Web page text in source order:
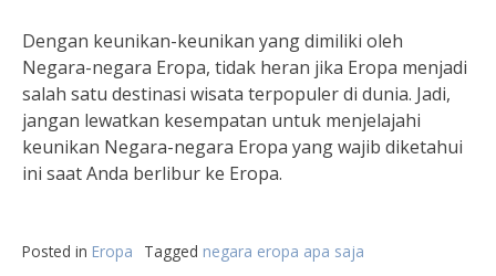
Dengan keunikan-keunikan yang dimiliki oleh
Negara-negara Eropa, tidak heran jika Eropa menjadi
salah satu destinasi wisata terpopuler di dunia. Jadi,
jangan lewatkan kesempatan untuk menjelajahi
keunikan Negara-negara Eropa yang wajib diketahui
ini saat Anda berlibur ke Eropa.
Posted in Eropa Tagged negara eropa apa saja